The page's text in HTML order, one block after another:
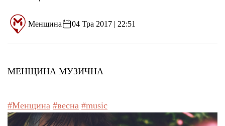
Менщина 04 Тра 2017 | 22:51
МЕНЩИНА МУЗИЧНА
#Менщина #весна #music